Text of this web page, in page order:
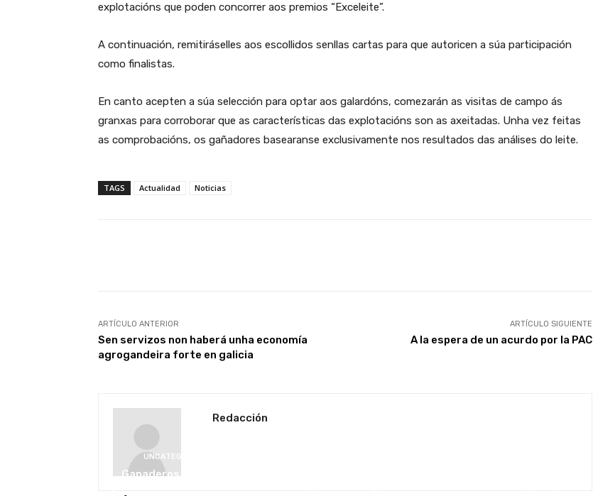
explotacións que poden concorrer aos premios “Exceleite”.
A continuación, remitiráselles aos escollidos senllas cartas para que autoricen a súa participación
como finalistas.
En canto acepten a súa selección para optar aos galardóns, comezarán as visitas de campo ás
granxas para corroborar que as características das explotacións son as axeitadas. Unha vez feitas
as comprobacións, os gañadores basearanse exclusivamente nos resultados das análises do leite.
TAGS Actualidad Noticias
ARTÍCULO ANTERIOR
Sen servizos non haberá unha economía
agrogandeira forte en galicia
ARTÍCULO SIGUIENTE
A la espera de un acurdo por la PAC
Redacción
UNCATEGORISED
Ganaderos denuncian